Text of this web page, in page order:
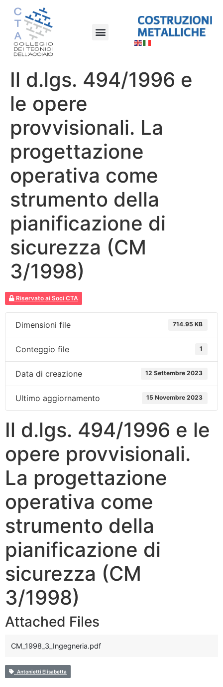
Il d.lgs. 494/1996 e
le opere
provvisionali. La
progettazione
operativa come
strumento della
pianificazione di
sicurezza (CM
3/1998)
Riservato ai Soci CTA
Dimensioni file 714.95 KB
Conteggio file 1
Data di creazione 12 Settembre 2023
Ultimo aggiornamento 15 Novembre 2023
Il d.lgs. 494/1996 e le
opere provvisionali.
La progettazione
operativa come
strumento della
pianificazione di
sicurezza (CM
3/1998)
Attached Files
CM_1998_3_Ingegneria.pdf
Antonietti Elisabetta